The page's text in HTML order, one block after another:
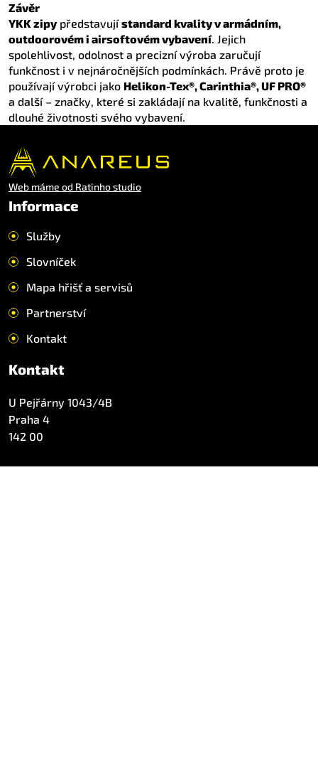
Závěr
YKK zipypředstavujístandard kvality v armádním,
outdoorovém i airsoftovém vybavení. Jejich
spolehlivost, odolnost a precizní výroba zaručují
funkčnost i v nejnáročnějších podmínkách. Právě proto je
používají výrobci jako Helikon-Tex®, Carinthia®, UF PRO®
a další – značky, které si zakládají na kvalitě, funkčnosti a
dlouhé životnosti svého vybavení.
Web máme od Ratinho studio
Informace
Služby
Slovníček
Mapa hřišť a servisů
Partnerství
Kontakt
Kontakt
U Pejřárny 1043/4B
Praha 4
142 00